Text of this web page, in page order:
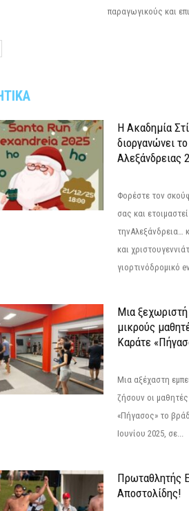
παραγωγικούς και
Η Ακαδημία
διοργανώνει
Αλεξάνδρειας
Φορέστε τον
σας και
τηνΑλεξάνδρεια…
και
γιορτινόδρομικό
Μια ξεχωριστή
μικρούς
Καράτε
Μια αξέχαστη
ζήσουν οι
«Πήγασος» το
Ιουνίου 2025, σε...
Πρωταθλητής
Αποστολίδης!